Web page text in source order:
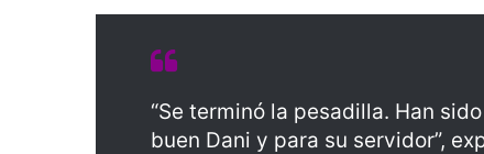
“Se terminó la pesadilla. Han
buen Dani y para su servidor”,